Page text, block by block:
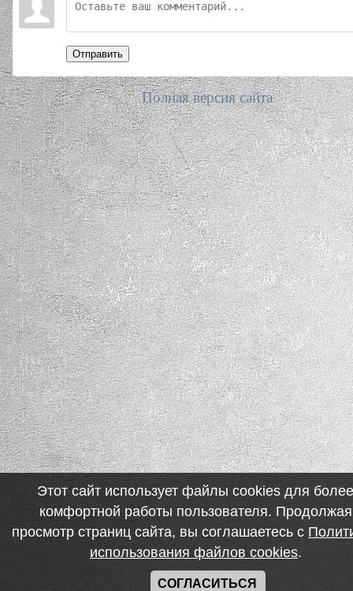
Отправить
Полная версия сайта
Этот сайт использует файлы cookies для
комфортной работы пользователя. Продолжая
просмотр страниц сайта, вы соглашаетесь с
использования файлов cookies.
СОГЛАСИТЬСЯ